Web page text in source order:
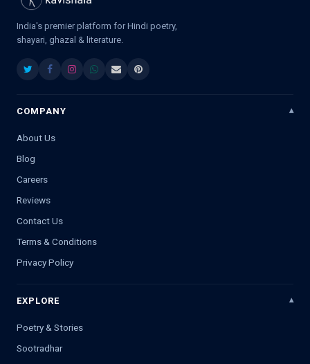
India's premier platform for Hindi poetry,
shayari, ghazal & literature.
COMPANY
About Us
Blog
Careers
Reviews
Contact Us
Terms & Conditions
Privacy Policy
EXPLORE
Poetry & Stories
Sootradhar